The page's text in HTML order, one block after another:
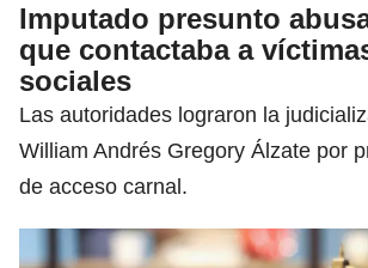
Imputado presunto
que contactaba a
sociales
Las autoridades lograron la
William Andrés Gregory Álzate por
de acceso carnal.